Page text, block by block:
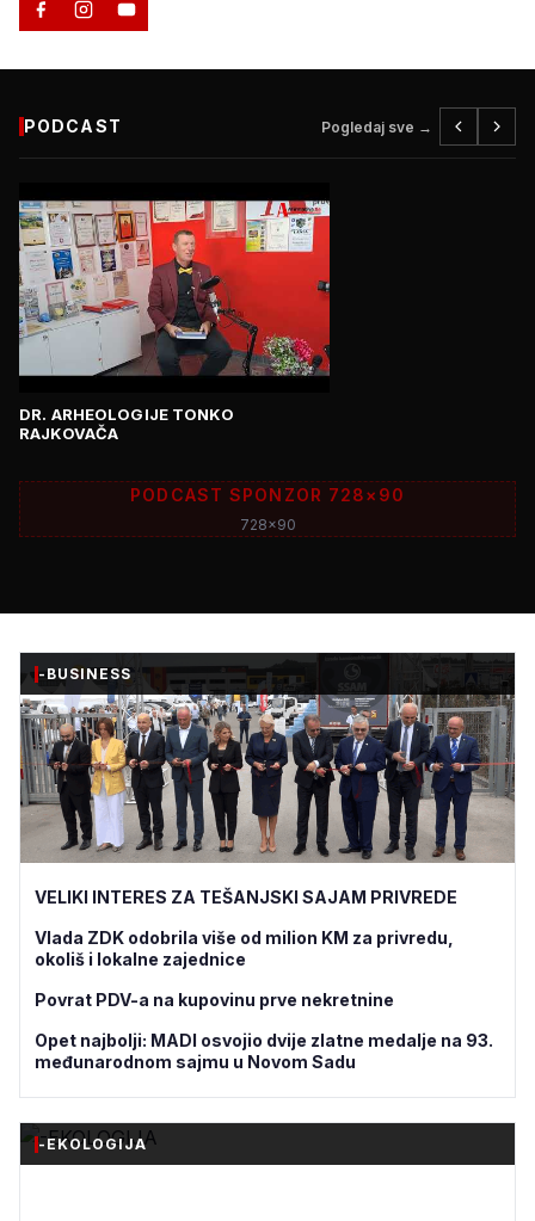
PODCAST Pogledaj sve →
DR. ARHEOLOGIJE TONKO
RAJKOVAČA
PODCAST SPONZOR 728×90
728x90
-BUSINESS
VELIKI INTERES ZA TEŠANJSKI SAJAM PRIVREDE
Vlada ZDK odobrila više od milion KM za privredu,
okoliš i lokalne zajednice
Povrat PDV-a na kupovinu prve nekretnine
Opet najbolji: MADI osvojio dvije zlatne medalje na 93.
međunarodnom sajmu u Novom Sadu
-EKOLOGIJA